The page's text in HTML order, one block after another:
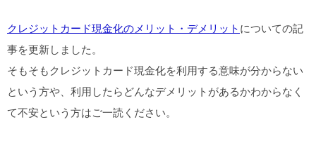
クレジットカード現金化のメリット・デメリット についての記
事を更新しました。
そもそもクレジットカード現金化を利用する意味が分からない
という方や、利用したらどんなデメリットがあるかわからなく
て不安という方はご一読ください。